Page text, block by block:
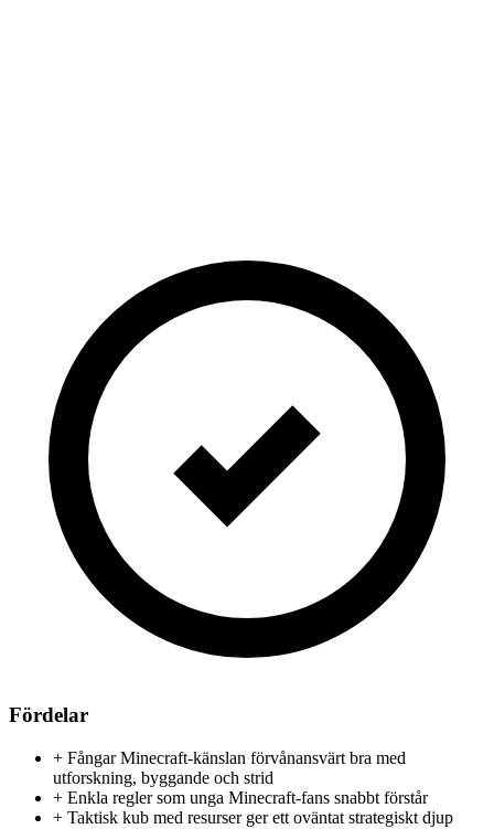
Fördelar
+ Fångar Minecraft-känslan förvånansvärt bra med
utforskning, byggande och strid
+ Enkla regler som unga Minecraft-fans snabbt förstår
+ Taktisk kub med resurser ger ett oväntat strategiskt djup